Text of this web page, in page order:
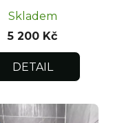
Skladem
5 200 Kč
DETAIL